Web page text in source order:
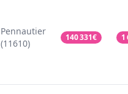
Pennautier
(11610)
140 331€ 1